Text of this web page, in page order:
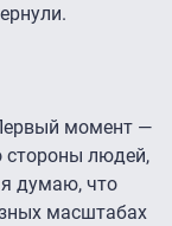
момент —
стороны людей,
я думаю, что
масштабах